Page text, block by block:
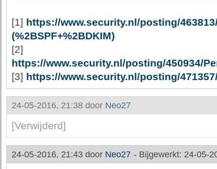
[1] https://www.security.nl/posting/
(%2BSPF+%2BDKIM)
[2]
https://www.security.nl/posting/450934/
[3] https://www.security.nl/posting/
24-05-2016, 21:38 door Neo27
[Verwijderd]
24-05-2016, 21:43 door Neo27 - Bijgewerkt: 24-05-